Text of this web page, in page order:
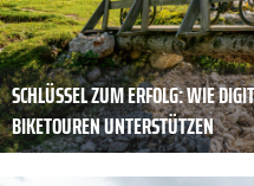
SCHLÜSSEL ZUM ERFOLG: WIE
BIKETOUREN UNTERSTÜTZEN